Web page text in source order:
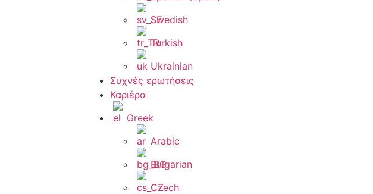
Swedish
Turkish
Ukrainian
Συχνές ερωτήσεις
Καριέρα
Greek
Arabic
Bulgarian
Czech